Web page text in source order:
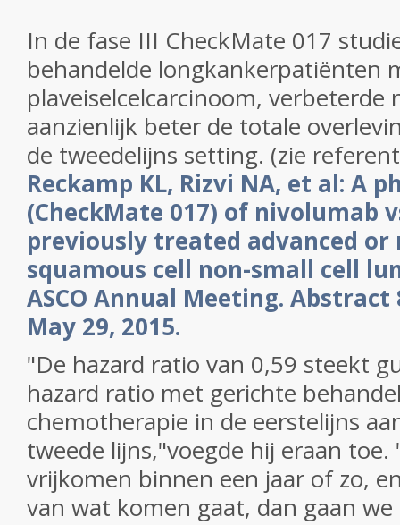
In de fase III CheckMate 017
behandelde longkankerpatiënten
plaveiselcelcarcinoom, verbeterde
aanzienlijk beter de totale
de tweedelijns setting. (zie
Reckamp KL, Rizvi NA, et al: A
(CheckMate 017) of nivolumab
previously treated advanced
squamous cell non-small cell
ASCO Annual Meeting. Abstract
May 29, 2015.
"De hazard ratio van 0,59 steekt
hazard ratio met gerichte
chemotherapie in de eerstelijns
tweede lijns,"voegde hij eraan toe.
vrijkomen binnen een jaar of zo,
van wat komen gaat, dan gaan